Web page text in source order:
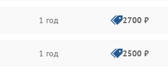
1 год 2700 ₽
1 год 2500 ₽